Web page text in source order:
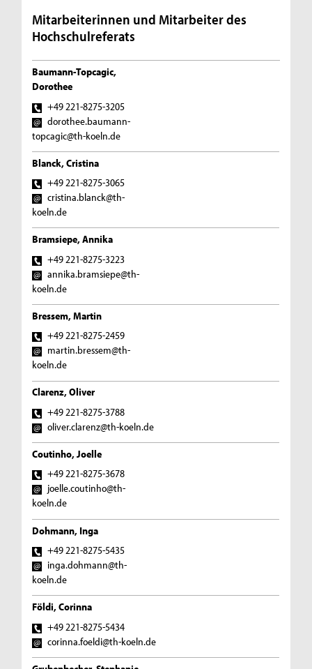
Mitarbeiterinnen und Mitarbeiter des
Hochschulreferats
Baumann-Topcagic,
Dorothee
+49 221-8275-3205
dorothee.baumann-
topcagic@th-koeln.de
Blanck, Cristina
+49 221-8275-3065
cristina.blanck@th-
koeln.de
Bramsiepe, Annika
+49 221-8275-3223
annika.bramsiepe@th-
koeln.de
Bressem, Martin
+49 221-8275-2459
martin.bressem@th-
koeln.de
Clarenz, Oliver
+49 221-8275-3788
oliver.clarenz@th-koeln.de
Coutinho, Joelle
+49 221-8275-3678
joelle.coutinho@th-
koeln.de
Dohmann, Inga
+49 221-8275-5435
inga.dohmann@th-
koeln.de
Földi, Corinna
+49 221-8275-5434
corinna.foeldi@th-koeln.de